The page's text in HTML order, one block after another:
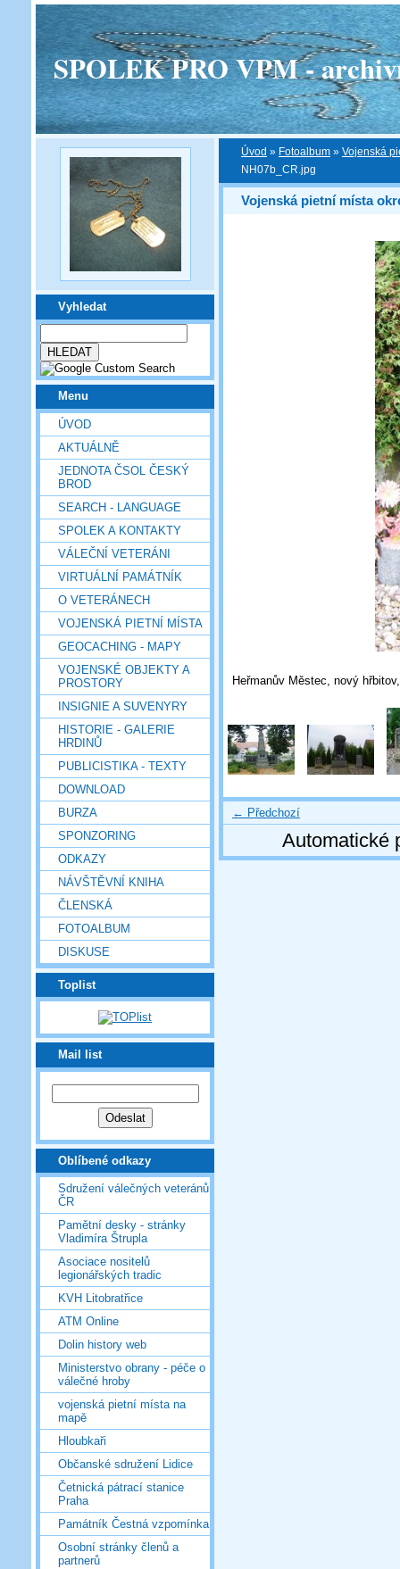
SPOLEK PRO VPM -
Vyhledat
Menu
ÚVOD
AKTUÁLNĚ
JEDNOTA ČSOL ČESKÝ
BROD
SEARCH - LANGUAGE
SPOLEK A KONTAKTY
VÁLEČNÍ VETERÁNI
VIRTUÁLNÍ PAMÁTNÍK
O VETERÁNECH
VOJENSKÁ PIETNÍ MÍSTA
GEOCACHING - MAPY
VOJENSKÉ OBJEKTY A
PROSTORY
INSIGNIE A SUVENYRY
HISTORIE - GALERIE
HRDINŮ
PUBLICISTIKA - TEXTY
DOWNLOAD
BURZA
SPONZORING
ODKAZY
NÁVŠTĚVNÍ KNIHA
ČLENSKÁ
FOTOALBUM
DISKUSE
Toplist
Mail list
Oblíbené odkazy
Sdružení válečných veteránů
ČR
Pamětní desky - stránky
Vladimíra Štrupla
Asociace nositelů
legionářských tradic
KVH Litobratřice
ATM Online
Dolin history web
Ministerstvo obrany - péče o
válečné hroby
vojenská pietní místa na
mapě
Hloubkaři
Občanské sdružení Lidice
Četnická pátrací stanice
Praha
Památník Čestná vzpomínka
Osobní stránky členů a
partnerů
Úvod » Fotoalbum » Vojenská
NH07b_CR.jpg
Vojenská pietní místa
Heřmanův Městec, nový
← Předchozí
Automatické